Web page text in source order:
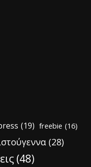
(19) freebie (16)
(28)
(48)